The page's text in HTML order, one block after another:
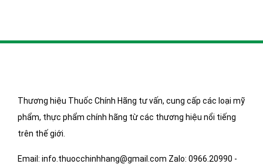
Thương hiệu Thuốc Chính Hãng tư vấn, cung cấp các loại mỹ
phẩm, thực phẩm chính hãng từ các thương hiệu nổi tiếng
trên thế giới.
Email: info.thuocchinhhang@gmail.com Zalo: 0966.20990 -